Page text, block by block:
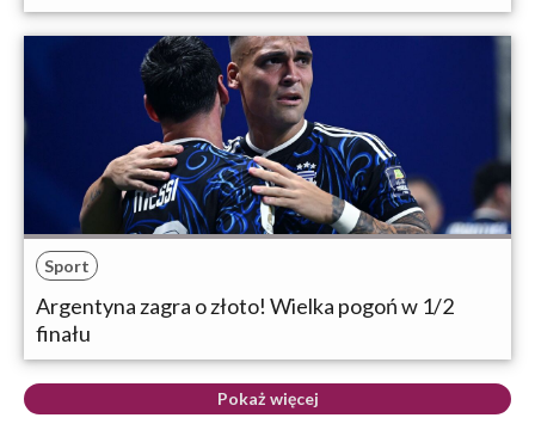
Sport
Argentyna zagra o złoto! Wielka pogoń w 1/2
finału
Pokaż więcej